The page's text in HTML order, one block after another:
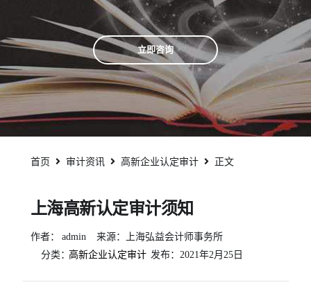
立即咨询
首页 审计资讯 高新企业认定审计 正文
上海高新认定审计须知
作者： admin
来源：上海弘益会计师事务所
分类：高新企业认定审计 发布： 2021年2月25日